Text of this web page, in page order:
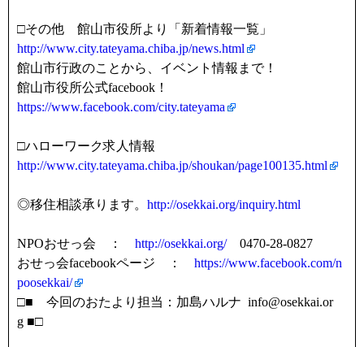
□その他 館山市役所より「新着情報一覧」
http://www.city.tateyama.chiba.jp/news.html
館山市行政のことから、イベント情報まで！
館山市役所公式facebook！
https://www.facebook.com/city.tateyama
□ハローワーク求人情報
http://www.city.tateyama.chiba.jp/shoukan/page100135.html
◎移住相談承ります。 http://osekkai.org/inquiry.html
NPOおせっ会 ： http://osekkai.org/0470-28-0827
おせっ会facebookページ ： https://www.facebook.com/n
poosekkai/
□■ 今回のおたより担当：加島ハルナ info@osekkai.or
g ■□